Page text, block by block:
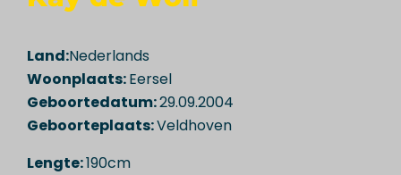
Land:Nederlands
Woonplaats:Eersel
Geboortedatum:29.09.2004
Geboorteplaats:Veldhoven
Lengte:190cm